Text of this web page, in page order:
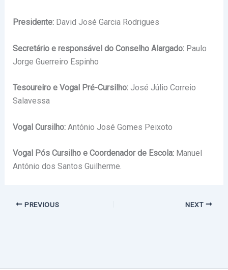
Presidente:David José Garcia Rodrigues
Secretário e responsável do Conselho Alargado:Paulo
Jorge Guerreiro Espinho
Tesoureiro e Vogal Pré-Cursilho:José Júlio Correio
Salavessa
Vogal Cursilho:António José Gomes Peixoto
Vogal Pós Cursilho e Coordenador de Escola:Manuel
António dos Santos Guilherme.
PREVIOUS NEXT